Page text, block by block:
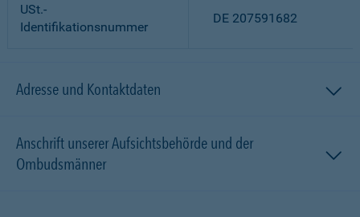
USt.-
Identifikationsnummer
DE 207591682
Adresse und Kontaktdaten
Anschrift unserer Aufsichtsbehörde und der
Ombudsmänner